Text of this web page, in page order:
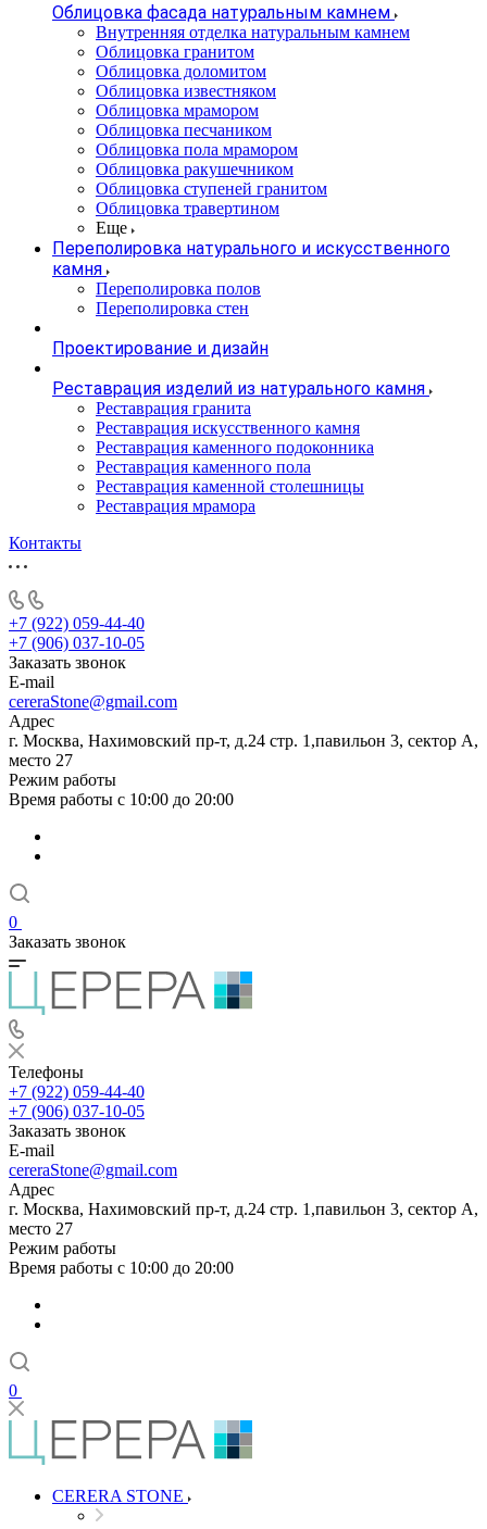
Облицовка фасада натуральным камнем
Внутренняя отделка натуральным камнем
Облицовка гранитом
Облицовка доломитом
Облицовка известняком
Облицовка мрамором
Облицовка песчаником
Облицовка пола мрамором
Облицовка ракушечником
Облицовка ступеней гранитом
Облицовка травертином
Еще
Переполировка натурального и искусственного
камня
Переполировка полов
Переполировка стен
Проектирование и дизайн
Реставрация изделий из натурального камня
Реставрация гранита
Реставрация искусственного камня
Реставрация каменного подоконника
Реставрация каменного пола
Реставрация каменной столешницы
Реставрация мрамора
Контакты
+7 (922) 059-44-40
+7 (906) 037-10-05
Заказать звонок
E-mail
cereraStone@gmail.com
Адрес
г. Москва, Нахимовский пр-т, д.24 стр. 1,павильон 3, сектор А,
место 27
Режим работы
Время работы с 10:00 до 20:00
0
Заказать звонок
Телефоны
+7 (922) 059-44-40
+7 (906) 037-10-05
Заказать звонок
E-mail
cereraStone@gmail.com
Адрес
г. Москва, Нахимовский пр-т, д.24 стр. 1,павильон 3, сектор А,
место 27
Режим работы
Время работы с 10:00 до 20:00
0
CERERA STONE